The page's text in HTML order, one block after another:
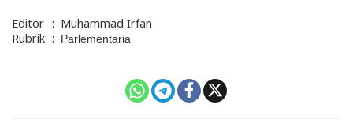
Editor : Muhammad Irfan
Rubrik : Parlementaria